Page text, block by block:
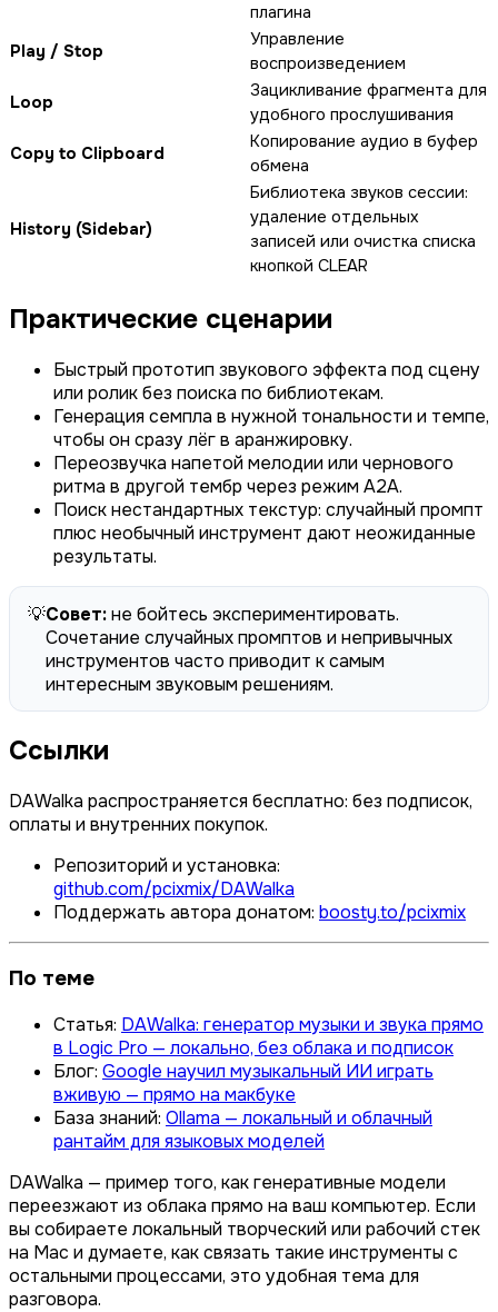
плагина
Play / Stop
Управление
воспроизведением
Loop
Зацикливание фрагмента для
удобного прослушивания
Copy to Clipboard
Копирование аудио в буфер
обмена
History (Sidebar)
Библиотека звуков сессии:
удаление отдельных
записей или очистка списка
кнопкой CLEAR
Практические сценарии
Быстрый прототип звукового эффекта под сцену
или ролик без поиска по библиотекам.
Генерация семпла в нужной тональности и темпе,
чтобы он сразу лёг в аранжировку.
Переозвучка напетой мелодии или чернового
ритма в другой тембр через режим A2A.
Поиск нестандартных текстур: случайный промпт
плюс необычный инструмент дают неожиданные
результаты.
💡Совет:не бойтесь экспериментировать.
Сочетание случайных промптов и непривычных
инструментов часто приводит к самым
интересным звуковым решениям.
Ссылки
DAWalka распространяется бесплатно: без подписок,
оплаты и внутренних покупок.
Репозиторий и установка:
github.com/pcixmix/DAWalka
Поддержать автора донатом: boosty.to/pcixmix
По теме
Статья: DAWalka: генератор музыки и звука прямо
в Logic Pro — локально, без облака и подписок
Блог: Google научил музыкальный ИИ играть
вживую — прямо на макбуке
База знаний: Ollama — локальный и облачный
рантайм для языковых моделей
DAWalka — пример того, как генеративные модели
переезжают из облака прямо на ваш компьютер. Если
вы собираете локальный творческий или рабочий стек
на Mac и думаете, как связать такие инструменты с
остальными процессами, это удобная тема для
разговора.